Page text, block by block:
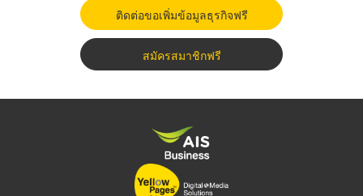
ติดต่อขอเพิ่มข้อมูลธุรกิจฟรี
สมัครสมาชิกฟรี